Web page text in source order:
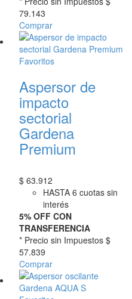
79.143
Comprar
Favoritos
Aspersor de
impacto
sectorial
Gardena
Premium
$ 63.912
HASTA 6 cuotas sin
interés
5% OFF CON
TRANSFERENCIA
* Precio sin Impuestos $
57.839
Comprar